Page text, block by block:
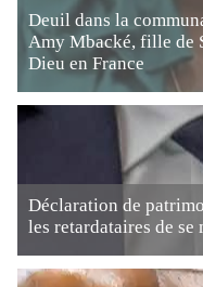
Deuil dans la
Amy Mbacké, fille de
Dieu en France
Déclaration de
les retardataires de se